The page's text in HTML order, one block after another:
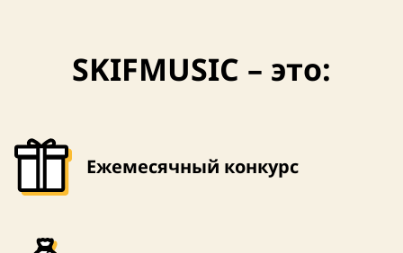
SKIFMUSIC – это:
Ежемесячный конкурс